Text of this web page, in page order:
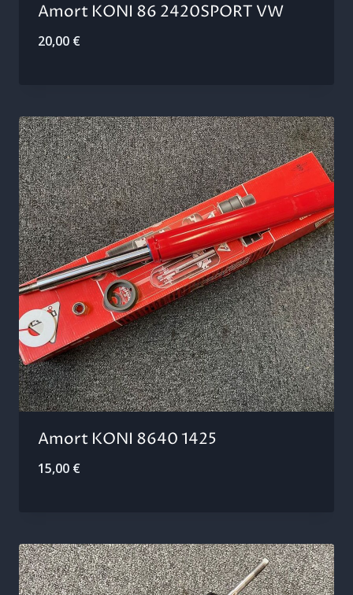
Amort KONI 86 2420SPORT VW
20,00 €
Amort KONI 8640 1425
15,00 €